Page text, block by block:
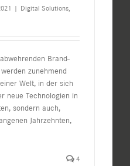
| Digital Solutions,
Brand-
zunehmend
Welt, in der sich
neue Technologien in
sondern auch,
Jahrzehnten,
4